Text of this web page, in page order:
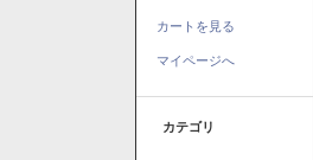
カートを見る
マイページへ
カテゴリ